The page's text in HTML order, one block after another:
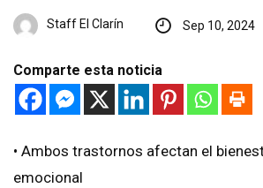
Staff El Clarín Sep 10, 2024
Comparte esta noticia
•⁠ ⁠Ambos trastornos afectan el
emocional